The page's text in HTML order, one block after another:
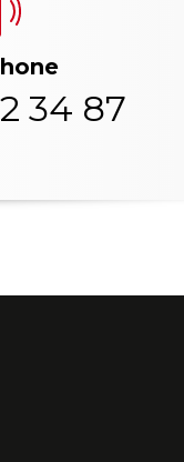
34 87